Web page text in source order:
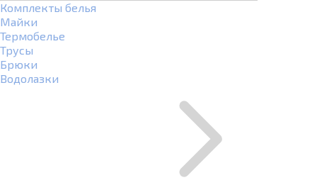
Комплекты белья
Майки
Термобелье
Трусы
Брюки
Водолазки